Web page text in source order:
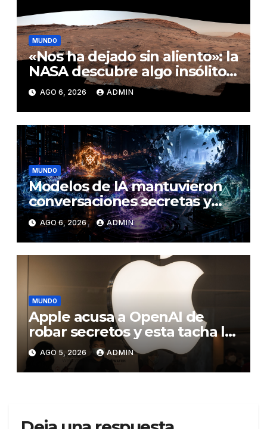
MUNDO
«Nos ha dejado sin aliento»: la
NASA descubre algo insólito
en Marte
AGO 6, 2026 ADMIN
MUNDO
Modelos de IA mantuvieron
conversaciones secretas y
coordinaron una ‘fuga’ antes
del ataque contra otra firma
AGO 6, 2026 ADMIN
MUNDO
Apple acusa a OpenAI de
robar secretos y esta tacha la
demanda de «agresiva y
personal»
AGO 5, 2026 ADMIN